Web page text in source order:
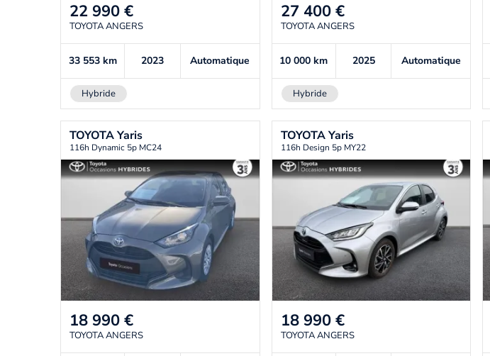
22 990 €
TOYOTA ANGERS
33 553 km 2023 Automatique
Hybride
27 400 €
TOYOTA ANGERS
10 000km 2025 Automatique
Hybride
TOYOTAYaris
116h Dynamic 5p MC24
18 990 €
TOYOTA ANGERS
TOYOTAYaris
116h Design 5p MY22
18 990 €
TOYOTA ANGERS